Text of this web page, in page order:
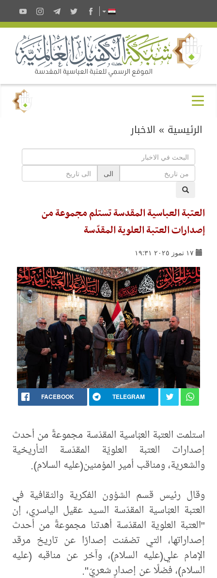
الرئيسية » الاخبار
الى
العتبة العباسية المقدسة تستلم مجموعة من
إصدارات العتبة العلوية المقدّسة
١٧ تموز ٢٠٢٥ ١٩:٣١
FACEBOOK TELEGRAM
استلمت العتبة العبّاسية المقدّسة مجموعةً من أحدث
إصدارات العتبة العلويّة المقدّسة التأريخية
والشعرية، ومناقب أمير المؤمنين(عليه السلام).
وقال رئيس قسم الشؤون الفكرية والثقافية في
العتبة العبّاسية المقدّسة السيد عقيل الياسري، إن
"العتبة العلوية المقدّسة أهدتنا مجموعةً من أحدث
إصداراتها، التي تضمّنت إصدارًا عن تاريخ مرقد
الإمام علي(عليه السلام)، وآخر عن مناقبه (عليه
السلام)، فضلًا عن إصدارٍ شعريّ".